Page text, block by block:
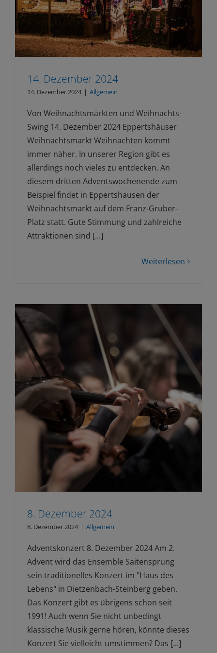
14. Dezember 2024
14. Dezember 2024 | Allgemein
Von Weihnachtsmärkten und Weihnachts-
Swing 14. Dezember 2024 Eppertshäuser
Weihnachtsmarkt Weihnachten kommt
immer näher. In unserer Region gibt es
allerdings noch vieles zu entdecken. An
diesem dritten Adventswochenende zum
Beispiel findet in Eppertshausen der
Weihnachtsmarkt auf dem Franz-Gruber-
Platz statt. Gute Stimmung und zahlreiche
Attraktionen sind [...]
Weiterlesen
8. Dezember 2024
8. Dezember 2024 | Allgemein
Adventskonzert 8. Dezember 2024 Am 2.
Advent wird das Ensemble Saitensprung
sein traditionelles Konzert im "Haus des
Lebens" in Dietzenbach-Steinberg geben.
Das Konzert gibt es übrigens schon seit
1991! Auch wenn Sie nicht unbedingt
klassische Musik gerne hören, könnte dieses
Konzert Sie vielleicht umstimmen? Das [...]